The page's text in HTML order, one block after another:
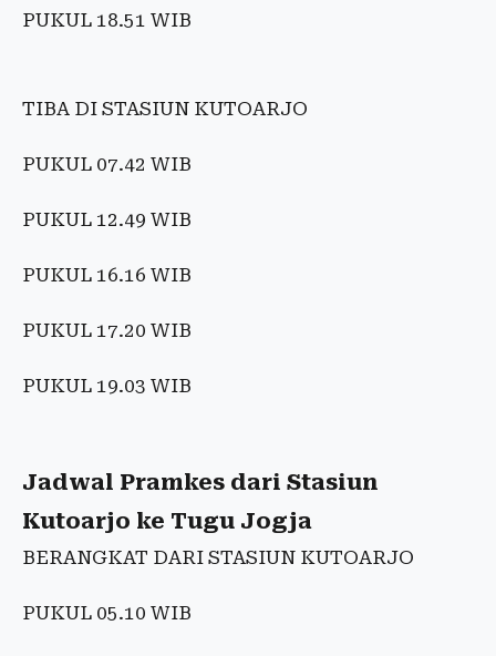
PUKUL 18.51 WIB
TIBA DI STASIUN KUTOARJO
PUKUL 07.42 WIB
PUKUL 12.49 WIB
PUKUL 16.16 WIB
PUKUL 17.20 WIB
PUKUL 19.03 WIB
Jadwal Pramkes dari Stasiun
Kutoarjo ke Tugu Jogja
BERANGKAT DARI STASIUN KUTOARJO
PUKUL 05.10 WIB